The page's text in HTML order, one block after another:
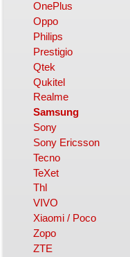
OnePlus
Oppo
Philips
Prestigio
Qtek
Qukitel
Realme
Samsung
Sony
Sony Ericsson
Tecno
TeXet
Thl
VIVO
Xiaomi / Poco
Zopo
ZTE